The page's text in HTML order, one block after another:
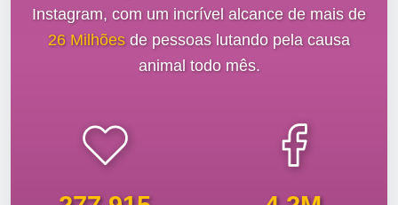
Instagram, com um incrível alcance de mais de
26 Milhõesde pessoas lutando pela causa
animal todo mês.